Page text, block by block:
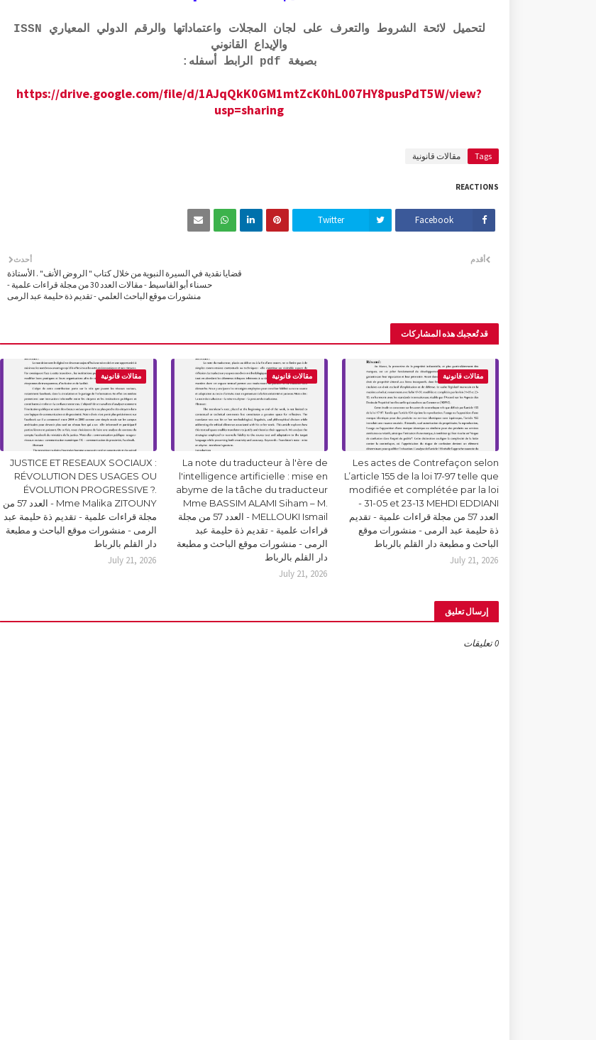
لتحميل لائحة الشروط والتعرف على لجان المجلات واعتماداتها والرقم الدولي المعياري ISSN
والإيداع القانوني
بصيغة pdf الرابط أسفله:
https://drive.google.com/file/d/1AJqQkK0GM1mtZcK0hL007HY8pusPdT5W/view?
usp=sharing
Tags مقالات قانونية
REACTIONS
Facebook
Twitter
أحدث
قضايا نقدية في السيرة النبوية من خلال كتاب " الروض الأنف" . الأستاذة
حسناء أبو القاسيط - مقالات العدد 30 من مجلة قراءات علمية -
منشورات موقع الباحث العلمي - تقديم ذة حليمة عبد الرمى
أقدم
قد تُعجبك هذه المشاركات
مقالات قانونية
Les actes de Contrefaçon selon
L’article 155 de la loi 17-97 telle que
modifiée et complétée par la loi
31-05 et 23-13 MEHDI EDDIANI -
العدد 57 من مجلة قراءات علمية - تقديم
ذة حليمة عبد الرمى - منشورات موقع
الباحث و مطبعة دار القلم بالرباط
July 21, 2026
مقالات قانونية
La note du traducteur à l'ère de
l'intelligence artificielle : mise en
abyme de la tâche du traducteur
Mme BASSIM ALAMI Siham – M.
MELLOUKI Ismail - العدد 57 من مجلة
قراءات علمية - تقديم ذة حليمة عبد
الرمى - منشورات موقع الباحث و مطبعة
دار القلم بالرباط
July 21, 2026
مقالات قانونية
JUSTICE ET RESEAUX SOCIAUX :
RÉVOLUTION DES USAGES OU
ÉVOLUTION PROGRESSIVE ?.
Mme Malika ZITOUNY - العدد 57 من
مجلة قراءات علمية - تقديم ذة حليمة عبد
الرمى - منشورات موقع الباحث و مطبعة
دار القلم بالرباط
July 21, 2026
إرسال تعليق
0 تعليقات